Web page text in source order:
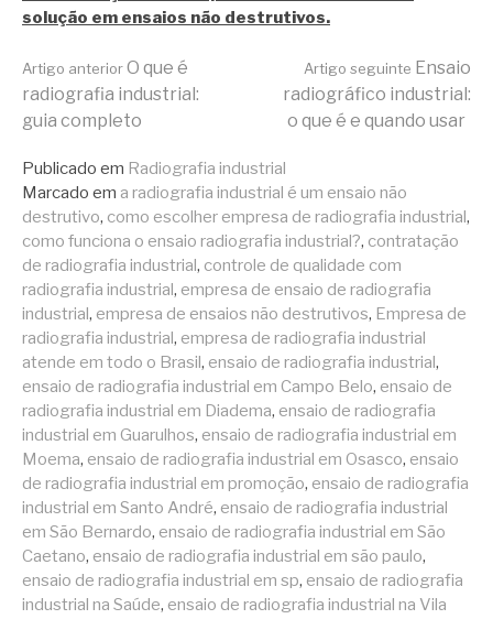
solução em ensaios não destrutivos.
Continue
lendo
Artigo anteriorO que é
radiografia industrial:
guia completo
Artigo seguinte Ensaio
radiográfico industrial:
o que é e quando usar
Publicado em Radiografia industrial
Marcado em a radiografia industrial é um ensaio não
destrutivo, como escolher empresa de radiografia industrial,
como funciona o ensaio radiografia industrial?, contratação
de radiografia industrial, controle de qualidade com
radiografia industrial, empresa de ensaio de radiografia
industrial, empresa de ensaios não destrutivos, Empresa de
radiografia industrial, empresa de radiografia industrial
atende em todo o Brasil, ensaio de radiografia industrial,
ensaio de radiografia industrial em Campo Belo, ensaio de
radiografia industrial em Diadema, ensaio de radiografia
industrial em Guarulhos, ensaio de radiografia industrial em
Moema, ensaio de radiografia industrial em Osasco, ensaio
de radiografia industrial em promoção, ensaio de radiografia
industrial em Santo André, ensaio de radiografia industrial
em São Bernardo, ensaio de radiografia industrial em São
Caetano, ensaio de radiografia industrial em são paulo,
ensaio de radiografia industrial em sp, ensaio de radiografia
industrial na Saúde, ensaio de radiografia industrial na Vila